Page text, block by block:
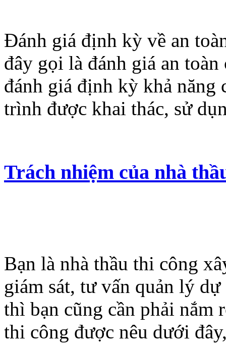
Đánh giá định kỳ về an
đây gọi là đánh giá an
đánh giá định kỳ khả năng
trình được khai thác, sử
Trách nhiệm của nhà
Bạn là nhà thầu thi công
giám sát, tư vấn quản lý
thì bạn cũng cần phải nắm
thi công được nêu dưới